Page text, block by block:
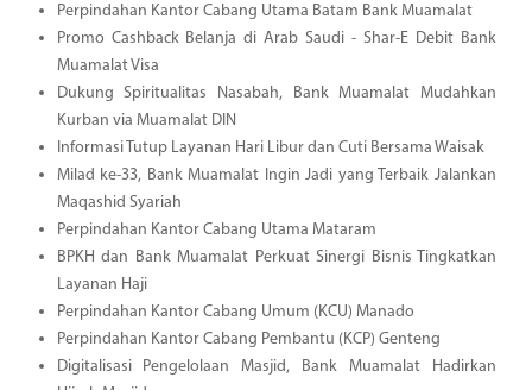
Perpindahan Kantor Cabang Utama Batam Bank Muamalat
Promo Cashback Belanja di Arab Saudi - Shar-E Debit Bank
Muamalat Visa
Dukung Spiritualitas Nasabah, Bank Muamalat Mudahkan
Kurban via Muamalat DIN
Informasi Tutup Layanan Hari Libur dan Cuti Bersama Waisak
Milad ke-33, Bank Muamalat Ingin Jadi yang Terbaik Jalankan
Maqashid Syariah
Perpindahan Kantor Cabang Utama Mataram
BPKH dan Bank Muamalat Perkuat Sinergi Bisnis Tingkatkan
Layanan Haji
Perpindahan Kantor Cabang Umum (KCU) Manado
Perpindahan Kantor Cabang Pembantu (KCP) Genteng
Digitalisasi Pengelolaan Masjid, Bank Muamalat Hadirkan